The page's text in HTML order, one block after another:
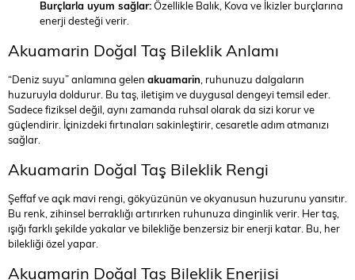
Burçlarla uyum sağlar:Özellikle Balık, Kova ve İkizler burçlarına
enerji desteği verir.
Akuamarin Doğal Taş Bileklik Anlamı
“Deniz suyu” anlamına gelen akuamarin, ruhunuzu dalgaların
huzuruyla doldurur. Bu taş, iletişim ve duygusal dengeyi temsil eder.
Sadece fiziksel değil, aynı zamanda ruhsal olarak da sizi korur ve
güçlendirir. İçinizdeki fırtınaları sakinleştirir, cesaretle adım atmanızı
sağlar.
Akuamarin Doğal Taş Bileklik Rengi
Şeffaf ve açık mavi rengi, gökyüzünün ve okyanusun huzurunu yansıtır.
Bu renk, zihinsel berraklığı artırırken ruhunuza dinginlik verir. Her taş,
ışığı farklı şekilde yakalar ve bilekliğe benzersiz bir enerji katar. Bu, her
bilekliği özel yapar.
Akuamarin Doğal Taş Bileklik Enerjisi